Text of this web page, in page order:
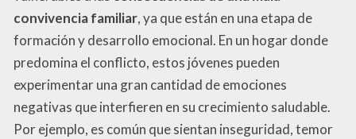
convivencia familiar, ya que están en una etapa de
formación y desarrollo emocional. En un hogar donde
predomina el conflicto, estos jóvenes pueden
experimentar una gran cantidad de emociones
negativas que interfieren en su crecimiento saludable.
Por ejemplo, es común que sientan inseguridad, temor